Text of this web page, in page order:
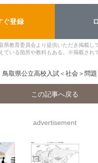
ぐ登録
県教育委員会より提供いただき掲載し
ている箇所や教科もある。※掲載され
鳥取県公立高校入試＜社会＞問
この記事へ戻る
advertisement